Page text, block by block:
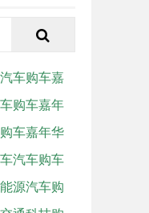
车购车嘉
购车嘉年
车嘉年华
汽车购车
源汽车购